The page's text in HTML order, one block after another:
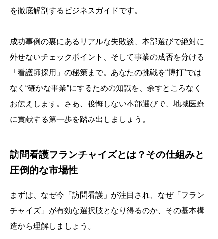
を徹底解剖するビジネスガイドです。
成功事例の裏にあるリアルな失敗談、本部選びで絶対に
外せないチェックポイント、そして事業の成否を分ける
「看護師採用」の秘策まで。あなたの挑戦を“博打”では
なく“確かな事業”にするための知識を、余すところなく
お伝えします。さあ、後悔しない本部選びで、地域医療
に貢献する第一歩を踏み出しましょう。
訪問看護フランチャイズとは？その仕組みと
圧倒的な市場性
まずは、なぜ今「訪問看護」が注目され、なぜ「フラン
チャイズ」が有効な選択肢となり得るのか、その基本構
造から理解しましょう。